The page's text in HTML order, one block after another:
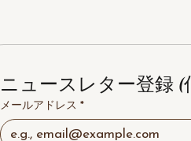
ニュースレター登録 (
メールアドレス *